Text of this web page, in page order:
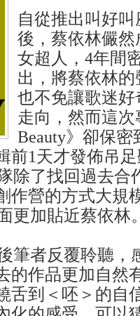
自從推出叫好
後，蔡依林儼
女超人，4年間
出，將蔡依林
也不免讓歌迷
走向，然而這
Beauty》卻保
前1天才發佈吊
除了找回過去
作營的方式大規
更加貼近蔡依林
筆者反覆聆聽，
的作品更加自然
舌到＜呸＞的自